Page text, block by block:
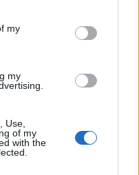
my
my
Use,
of my
with the
significa che i
sono già
in Bolivia.
impatto su